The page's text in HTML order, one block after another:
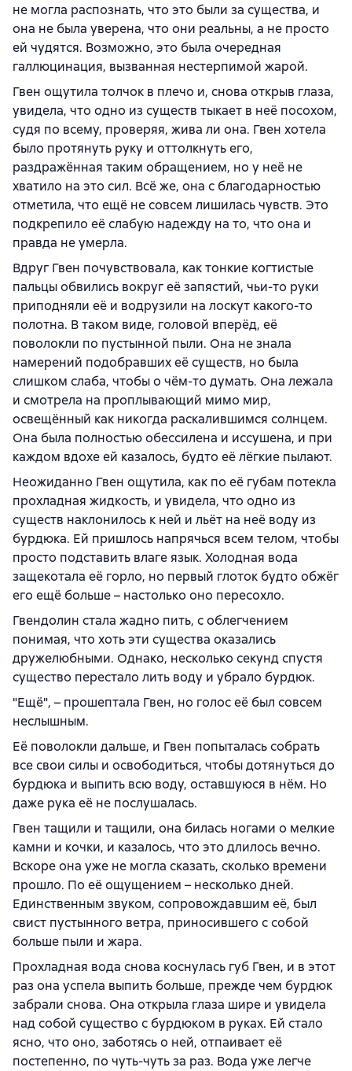
не могла распознать, что это были за существа, и
она не была уверена, что они реальны, а не просто
ей чудятся. Возможно, это была очередная
галлюцинация, вызванная нестерпимой жарой.
Гвен ощутила толчок в плечо и, снова открыв глаза,
увидела, что одно из существ тыкает в неё посохом,
судя по всему, проверяя, жива ли она. Гвен хотела
было протянуть руку и оттолкнуть его,
раздражённая таким обращением, но у неё не
хватило на это сил. Всё же, она с благодарностью
отметила, что ещё не совсем лишилась чувств. Это
подкрепило её слабую надежду на то, что она и
правда не умерла.
Вдруг Гвен почувствовала, как тонкие когтистые
пальцы обвились вокруг её запястий, чьи-то руки
приподняли её и водрузили на лоскут какого-то
полотна. В таком виде, головой вперёд, её
поволокли по пустынной пыли. Она не знала
намерений подобравших её существ, но была
слишком слаба, чтобы о чём-то думать. Она лежала
и смотрела на проплывающий мимо мир,
освещённый как никогда раскалившимся солнцем.
Она была полностью обессилена и иссушена, и при
каждом вдохе ей казалось, будто её лёгкие пылают.
Неожиданно Гвен ощутила, как по её губам потекла
прохладная жидкость, и увидела, что одно из
существ наклонилось к ней и льёт на неё воду из
бурдюка. Ей пришлось напрячься всем телом, чтобы
просто подставить влаге язык. Холодная вода
защекотала её горло, но первый глоток будто обжёг
его ещё больше – настолько оно пересохло.
Гвендолин стала жадно пить, с облегчением
понимая, что хоть эти существа оказались
дружелюбными. Однако, несколько секунд спустя
существо перестало лить воду и убрало бурдюк.
"Ещё", – прошептала Гвен, но голос её был совсем
неслышным.
Её поволокли дальше, и Гвен попыталась собрать
все свои силы и освободиться, чтобы дотянуться до
бурдюка и выпить всю воду, оставшуюся в нём. Но
даже рука её не послушалась.
Гвен тащили и тащили, она билась ногами о мелкие
камни и кочки, и казалось, что это длилось вечно.
Вскоре она уже не могла сказать, сколько времени
прошло. По её ощущением – несколько дней.
Единственным звуком, сопровождавшим её, был
свист пустынного ветра, приносившего с собой
больше пыли и жара.
Прохладная вода снова коснулась губ Гвен, и в этот
раз она успела выпить больше, прежде чем бурдюк
забрали снова. Она открыла глаза шире и увидела
над собой существо с бурдюком в руках. Ей стало
ясно, что оно, заботясь о ней, отпаивает её
постепенно, по чуть-чуть за раз. Вода уже легче